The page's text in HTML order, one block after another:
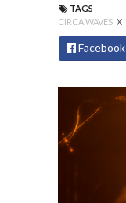
TAGS
CIRCA WAVES X
Facebook